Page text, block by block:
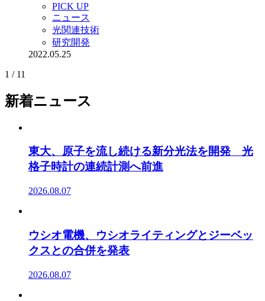
PICK UP
ニュース
光関連技術
研究開発
2022.05.25
1 / 11
新着ニュース
東大、原子を流し続ける新分光法を開発 光
格子時計の連続計測へ前進
2026.08.07
ウシオ電機、ウシオライティングとジーベッ
クスとの合併を発表
2026.08.07